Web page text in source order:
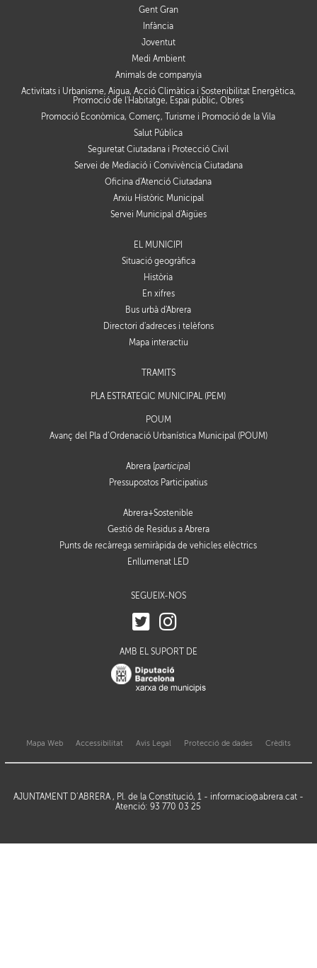
Gent Gran
Infància
Joventut
Medi Ambient
Animals de companyia
Activitats i Urbanisme, Aigua, Acció Climàtica i Sostenibilitat Energètica,
Promoció de l'Habitatge, Espai públic, Obres
Promoció Econòmica, Comerç, Turisme i Promoció de la Vila
Salut Pública
Seguretat Ciutadana i Protecció Civil
Servei de Mediació i Convivència Ciutadana
Oficina d'Atenció Ciutadana
Arxiu Històric Municipal
Servei Municipal d'Aigües
EL MUNICIPI
Situació geogràfica
Història
En xifres
Bus urbà d'Abrera
Directori d'adreces i telèfons
Mapa interactiu
TRÀMITS
PLA ESTRATÈGIC MUNICIPAL (PEM)
POUM
Avanç del Pla d’Ordenació Urbanística Municipal (POUM)
Abrera [participa
Pressupostos Participatius
Abrera+Sostenible
Gestió de Residus a Abrera
Punts de recàrrega semiràpida de vehicles elèctrics
Enllumenat LED
SEGUEIX-NOS
AMB EL SUPORT DE
Mapa Web Accessibilitat Avis Legal Protecció de dades Crèdits
AJUNTAMENT D’ABRERA , Pl. de la Constitució, 1 - informacio@abrera.cat-
Atenció: 93 770 03 25